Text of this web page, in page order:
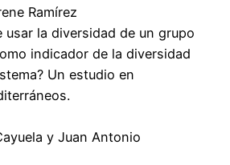
Ramírez
usar la diversidad de un grupo
indicador de la diversidad
Un estudio en
y Juan Antonio